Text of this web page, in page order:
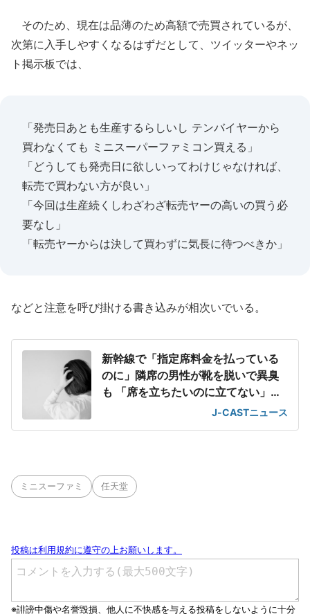
そのため、現在は品薄のため高額で売買されているが、
次第に入手しやすくなるはずだとして、ツイッターやネッ
ト掲示板では、
「発売日あとも生産するらしいし テンバイヤーから
買わなくても ミニスーパーファミコン買える」
「どうしても発売日に欲しいってわけじゃなければ、
転売で買わない方が良い」
「今回は生産続くしわざわざ転売ヤーの高いの買う必
要なし」
「転売ヤーからは決して買わずに気長に待つべきか」
などと注意を呼び掛ける書き込みが相次いでいる。
新幹線で「指定席料金を払っている
のに」隣席の男性が靴を脱いで異臭
も 「席を立ちたいのに立てない」息
J-CASTニュース
ミニスーファミ 任天堂